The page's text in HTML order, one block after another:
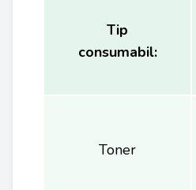
Tip
consumabil:
Toner